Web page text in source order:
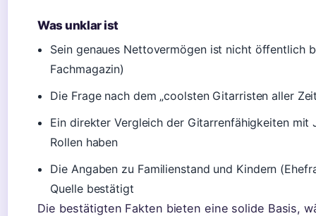
Was unklar ist
Sein genaues Nettovermögen ist nicht öffentlich
Fachmagazin)
Die Frage nach dem „coolsten Gitarristen aller
Ein direkter Vergleich der Gitarrenfähigkeiten
Rollen haben
Die Angaben zu Familienstand und Kindern
Quelle bestätigt
Die bestätigten Fakten bieten eine solide Basis,